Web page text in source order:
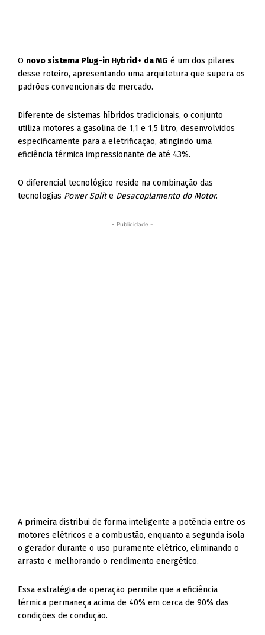
O novo sistema Plug-in Hybrid+ da MG é um dos pilares
desse roteiro, apresentando uma arquitetura que supera os
padrões convencionais de mercado.
Diferente de sistemas híbridos tradicionais, o conjunto
utiliza motores a gasolina de 1,1 e 1,5 litro, desenvolvidos
especificamente para a eletrificação, atingindo uma
eficiência térmica impressionante de até 43%.
O diferencial tecnológico reside na combinação das
tecnologias Power Splite Desacoplamento do Motor.
- Publicidade -
A primeira distribui de forma inteligente a potência entre os
motores elétricos e a combustão, enquanto a segunda isola
o gerador durante o uso puramente elétrico, eliminando o
arrasto e melhorando o rendimento energético.
Essa estratégia de operação permite que a eficiência
térmica permaneça acima de 40% em cerca de 90% das
condições de condução.